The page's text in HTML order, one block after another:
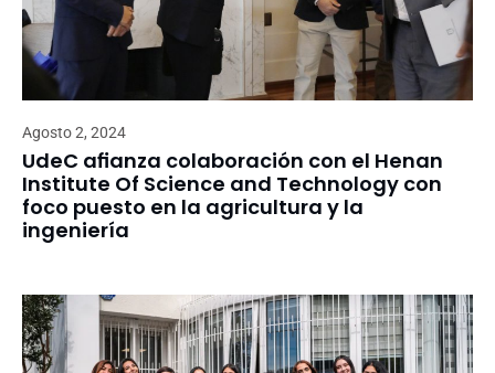
Agosto 2, 2024
UdeC afianza colaboración con el Henan
Institute Of Science and Technology con
foco puesto en la agricultura y la
ingeniería